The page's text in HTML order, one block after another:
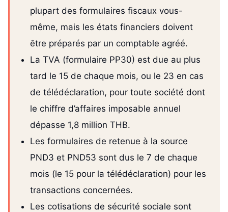
plupart des formulaires fiscaux vous-
même, mais les états financiers doivent
être préparés par un comptable agréé.
La TVA (formulaire PP30) est due au plus
tard le 15 de chaque mois, ou le 23 en cas
de télédéclaration, pour toute société dont
le chiffre d’affaires imposable annuel
dépasse 1,8 million THB.
Les formulaires de retenue à la source
PND3 et PND53 sont dus le 7 de chaque
mois (le 15 pour la télédéclaration) pour les
transactions concernées.
Les cotisations de sécurité sociale sont